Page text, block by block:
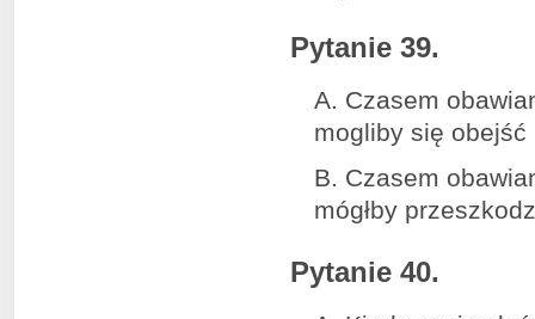
Pytanie 39.
A. Czasem
mogliby się obejść
B. Czasem
mógłby
Pytanie 40.